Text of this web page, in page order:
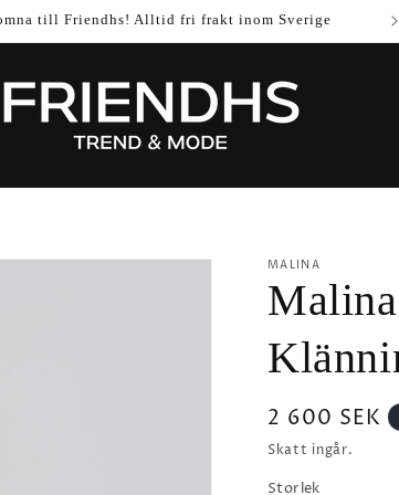
till Friendhs! Alltid fri frakt inom Sverige
MALINA
Ordinarie
pris
2 600 SEK
Skatt ingår.
Storlek